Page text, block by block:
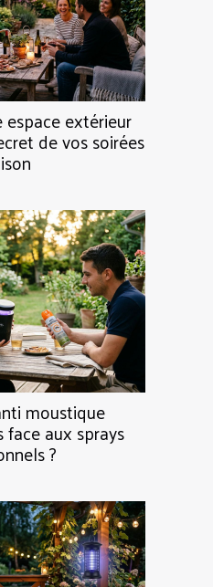
extérieur
de vos soirées
moustique
face aux sprays
?